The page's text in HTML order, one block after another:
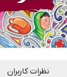
نظرات کاربران